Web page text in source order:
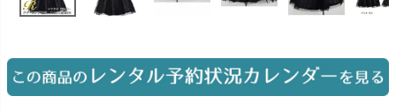
Angel's Photo Studio